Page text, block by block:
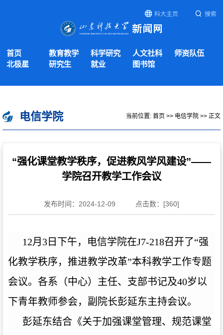
科大主页 搜索
首页 教育教学 科学研究 人文社科
师资队伍
北极星
研究生 就业 图书馆
电信学院 当前位置: 首页 >> 电信学院 >> 正文
“强化课堂教学秩序，促进教风学风建设”——
学院召开教学工作会议
发布时间：2024-12-09 点击数：[360]
12月3日下午，电信学院在J7-218召开了“强
化教学秩序， 推进教学改革”本科教学工作专题
会议。各系 （中心） 主任、 支部书记及40岁以
下青年教师参会，副院长彭延东主持会议。
彭延东结合《关于加强课堂管理、规范课堂